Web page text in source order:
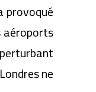
provoqué
aéroports
ne